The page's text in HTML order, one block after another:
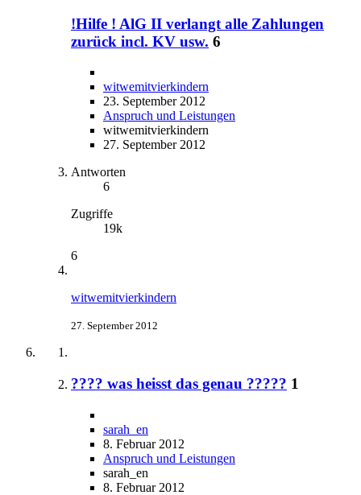
!Hilfe ! AlG II verlangt alle Zahlungen
zurück incl. KV usw. 6
witwemitvierkindern
23. September 2012
Anspruch und Leistungen
witwemitvierkindern
27. September 2012
Antworten
6
Zugriffe
19k
6
witwemitvierkindern
27. September 2012
???? was heisst das genau ????? 1
sarah_en
8. Februar 2012
Anspruch und Leistungen
sarah_en
8. Februar 2012